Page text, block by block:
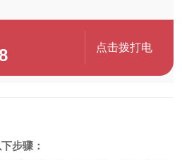
点击拨打电
步骤：